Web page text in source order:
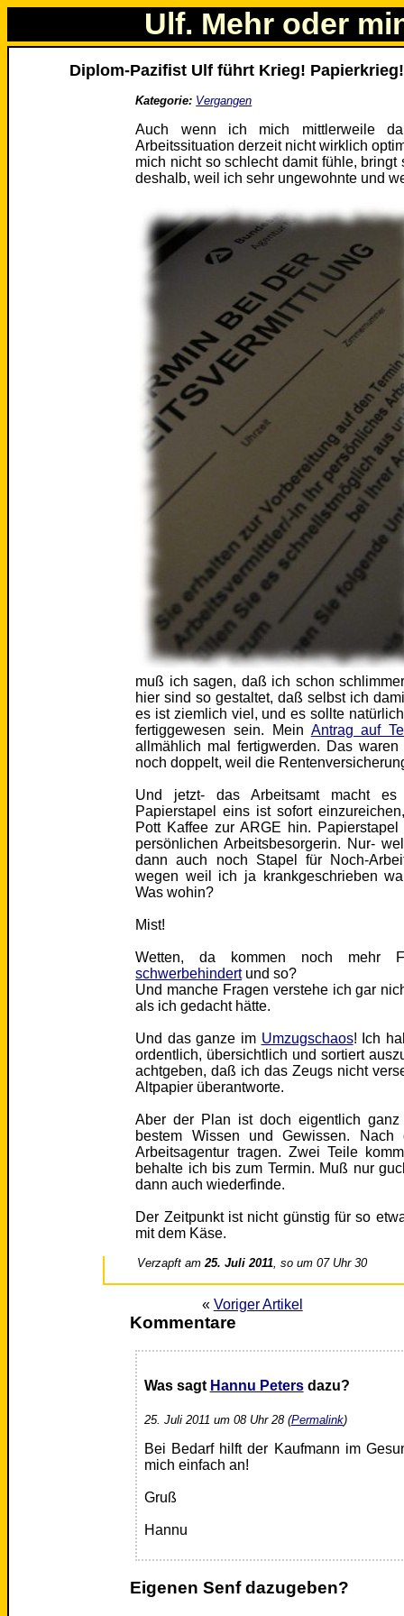
Ulf. Mehr oder
Diplom-Pazifist Ulf führt Krieg! Papierkrieg!
Kategorie: Vergangen
Auch wenn ich mich mittlerweile
Arbeitssituation derzeit nicht wirklich
mich nicht so schlecht damit fühle,
deshalb, weil ich sehr ungewohnte und
muß ich sagen, daß ich schon
hier sind so gestaltet, daß selbst ich
es ist ziemlich viel, und es sollte
fertiggewesen sein. Mein Antrag auf
allmählich mal fertigwerden. Das
noch doppelt, weil die
Und jetzt- das Arbeitsamt macht es
Papierstapel eins ist sofort
Pott Kaffee zur ARGE hin.
persönlichen Arbeitsbesorgerin. Nur-
dann auch noch Stapel für Noch-
wegen weil ich ja krankgeschrieben
Was wohin?
Mist!
Wetten, da kommen noch mehr
schwerbehindertund so?
Und manche Fragen verstehe ich gar
als ich gedacht hätte.
Und das ganze im Umzugschaos! Ich
ordentlich, übersichtlich und sortiert
achtgeben, daß ich das Zeugs nicht
Altpapier überantworte.
Aber der Plan ist doch eigentlich
bestem Wissen und Gewissen.
Arbeitsagentur tragen. Zwei Teile
behalte ich bis zum Termin. Muß nur
dann auch wiederfinde.
Der Zeitpunkt ist nicht günstig für so
mit dem Käse.
Verzapft am25. Juli 2011, so um 07 Uhr 30
« Voriger Artikel
Kommentare
Was sagt Hannu Petersdazu?
25. Juli 2011 um 08 Uhr 28 (Permalink)
Bei Bedarf hilft der Kaufmann im
mich einfach an!
Gruß
Hannu
Eigenen Senf dazugeben?